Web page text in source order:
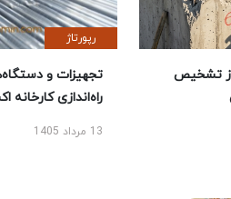
تشخیص
رپورتاژ
تجهیزات و
راه‌اندازی کارخانه
13 مرداد 1405